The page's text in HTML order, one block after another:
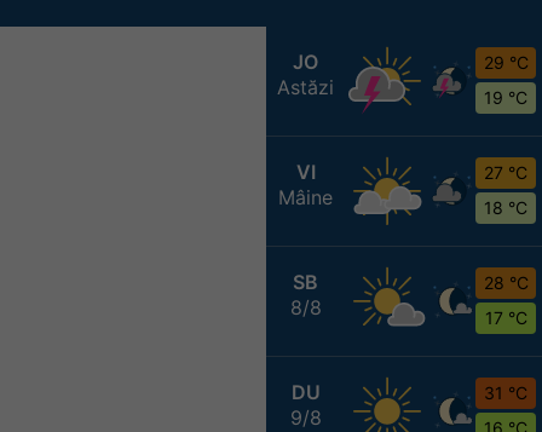
JO
Astăzi
29 °C
19 °C
VI
Mâine
27 °C
18 °C
SB
8/8
28 °C
17 °C
DU
9/8
31 °C
16 °C